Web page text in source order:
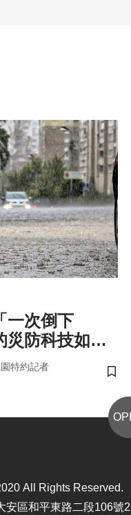
一次倒下
災防科技如何
特約記者
儲
All Rights Reserved.
安區和平東路二段106號